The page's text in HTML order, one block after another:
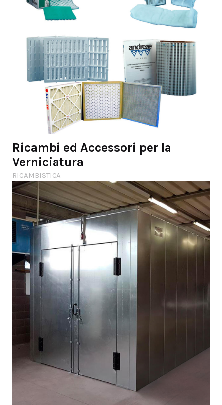
Ricambi ed Accessori per la
Verniciatura
RICAMBISTICA